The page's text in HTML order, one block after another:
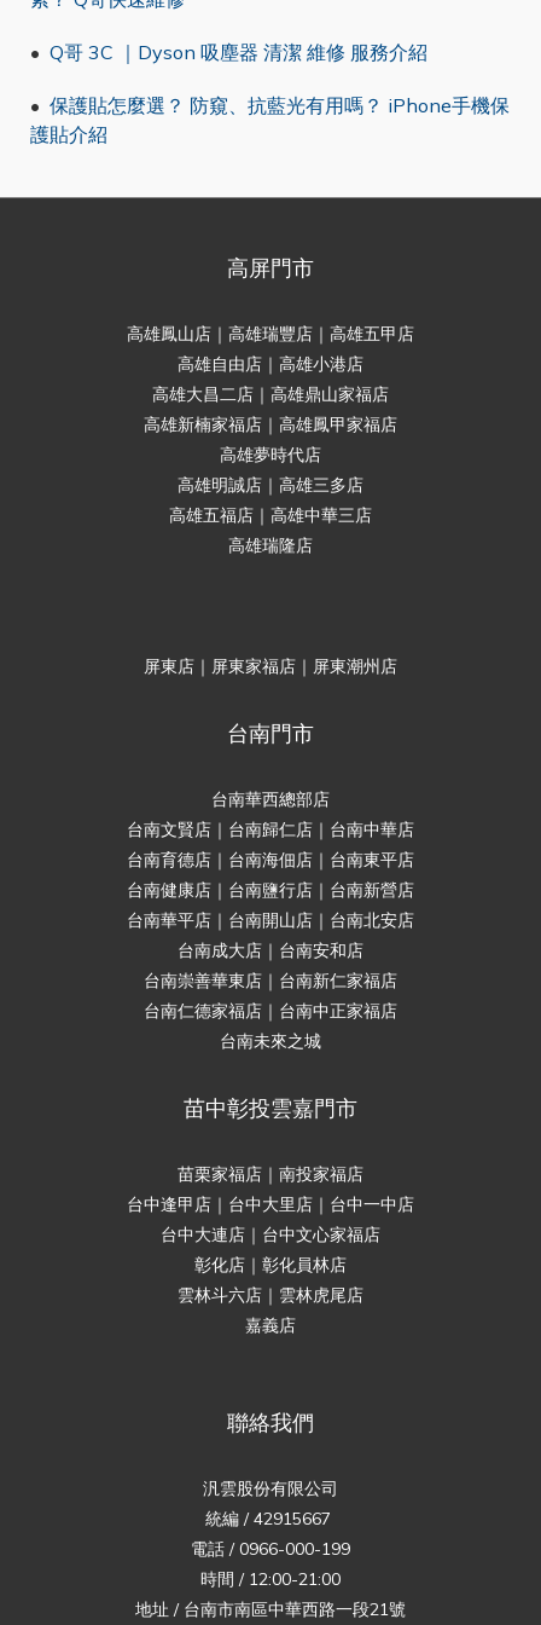
• Q哥 3C ｜Dyson 吸塵器 清潔 維修 服務介紹
• 保護貼怎麼選？ 防窺、抗藍光有用嗎？ iPhone手機保
護貼介紹
高屏門市
高雄鳳山店｜高雄瑞豐店｜高雄五甲店
高雄自由店｜高雄小港店
高雄大昌二店｜高雄鼎山家福店
高雄新楠家福店｜高雄鳳甲家福店
高雄夢時代店
高雄明誠店｜高雄三多店
高雄五福店｜高雄中華三店
高雄瑞隆店
屏東店｜屏東家福店｜屏東潮州店
台南門市
台南華西總部店
台南文賢店｜台南歸仁店｜台南中華店
台南育德店｜台南海佃店｜台南東平店
台南健康店｜台南鹽行店｜台南新營店
台南華平店｜台南開山店｜台南北安店
台南成大店｜台南安和店
台南崇善華東店｜台南新仁家福店
台南仁德家福店｜台南中正家福店
台南未來之城
苗中彰投雲嘉門市
苗栗家福店｜南投家福店
台中逢甲店｜台中大里店｜台中一中店
台中大連店｜台中文心家福店
彰化店｜彰化員林店
雲林斗六店｜雲林虎尾店
嘉義店
聯絡我們
汎雲股份有限公司
統編 / 42915667
電話 / 0966-000-199
時間 / 12:00-21:00
地址 / 台南市南區中華西路一段21號